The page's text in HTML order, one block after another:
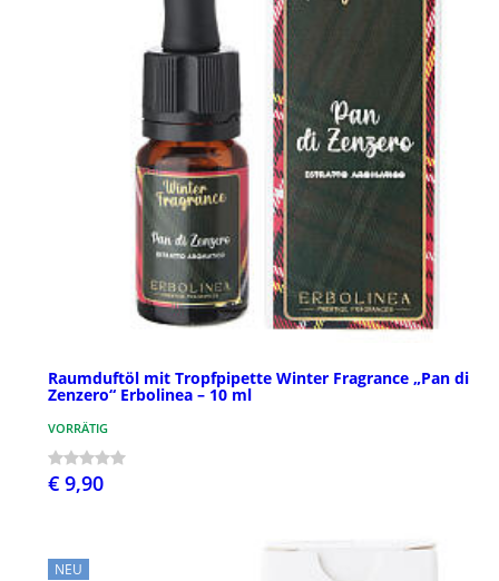
Raumduftöl mit Tropfpipette Winter Fragrance „Pan di
Zenzero“ Erbolinea – 10 ml
VORRÄTIG
€ 9,90
NEU